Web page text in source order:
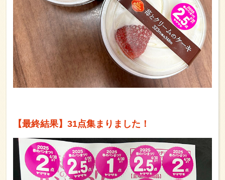
【最終結果】31点集まりました！